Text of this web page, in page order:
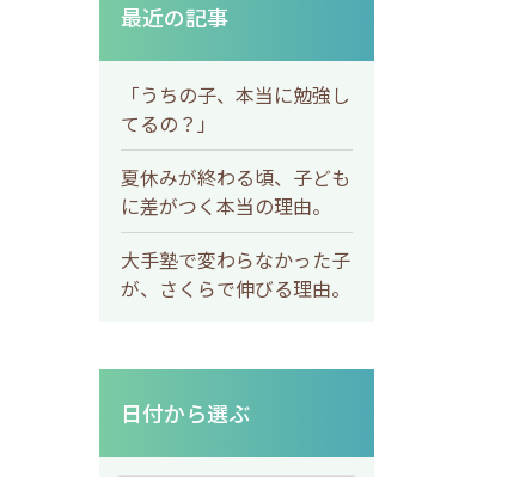
最近の記事
「うちの子、本当に勉強し
てるの？」
夏休みが終わる頃、子ども
に差がつく本当の理由。
大手塾で変わらなかった子
が、さくらで伸びる理由。
日付から選ぶ